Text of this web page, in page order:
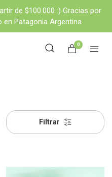
de $100.000 :) Gracias por
en Patagonia Argentina
0
Filtrar